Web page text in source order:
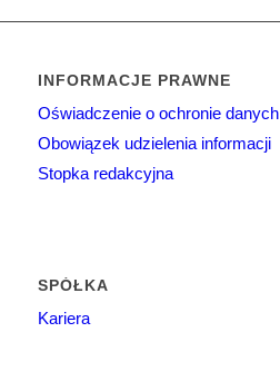
INFORMACJE PRAWNE
Oświadczenie o ochronie danych
Obowiązek udzielenia informacji
Stopka redakcyjna
SPÓŁKA
Kariera